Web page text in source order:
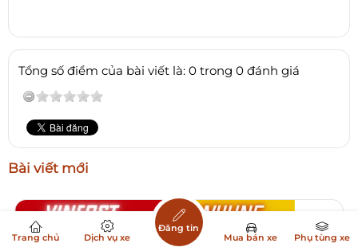
Tổng số điểm của bài viết là: 0 trong 0 đánh giá
Bài viết mới
Trang chủ Dịch vụ xe
Đăng tin
Mua bán xe
Phụ tùng xe